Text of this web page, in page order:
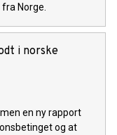
Norge.
i norske
en ny rapport
og at